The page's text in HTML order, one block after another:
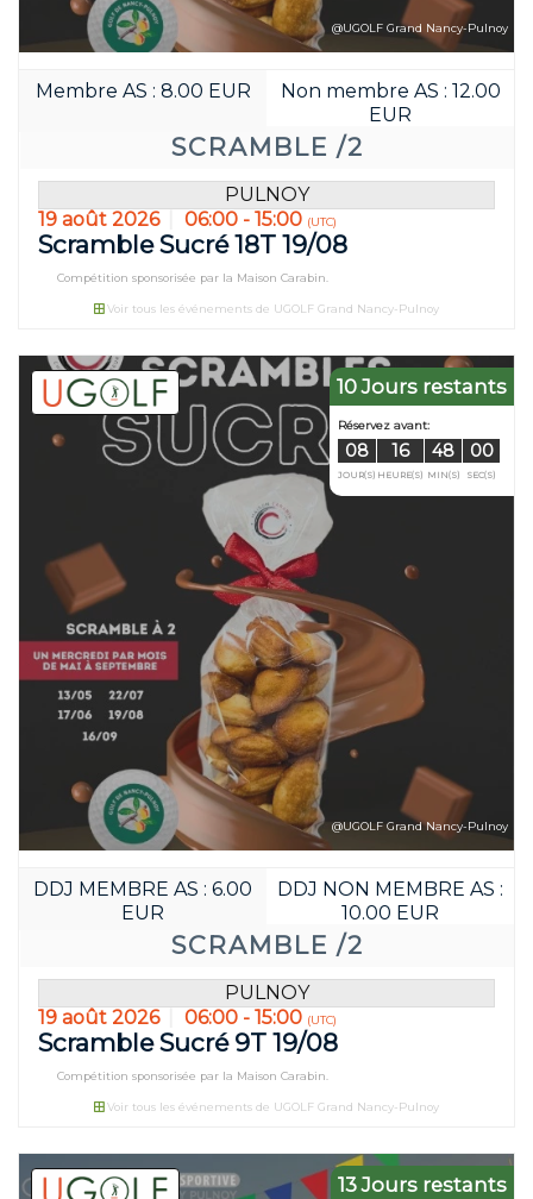
JOUR(S)HEURE(S)
SCRAMBLE /2
Membre AS : 8.00 EUR
Non membre AS : 12.00
EUR
@UGOLF Grand Nancy-Pulnoy
PULNOY
19 août 2026
06:00 - 15:00 (UTC)
Scramble Sucré 18T 19/08
Compétition sponsorisée par la Maison Carabin.
Voir tous les événements de UGOLF Grand Nancy-Pulnoy
10 Jours restants
SCRAMBLE /2
DDJ MEMBRE AS : 6.00
EUR
DDJ NON MEMBRE AS :
10.00 EUR
@UGOLF Grand Nancy-Pulnoy
PULNOY
19 août 2026
06:00 - 15:00 (UTC)
Scramble Sucré 9T 19/08
Compétition sponsorisée par la Maison Carabin.
Voir tous les événements de UGOLF Grand Nancy-Pulnoy
13 Jours restants